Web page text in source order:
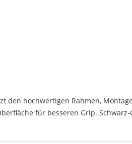
den hochwertigen Rahmen,
für besseren Grip. Schwarz-